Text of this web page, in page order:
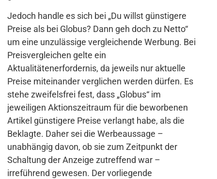
Jedoch handle es sich bei „Du willst günstigere
Preise als bei Globus? Dann geh doch zu Netto“
um eine unzulässige vergleichende Werbung. Bei
Preisvergleichen gelte ein
Aktualitätenerfordernis, da jeweils nur aktuelle
Preise miteinander verglichen werden dürfen. Es
stehe zweifelsfrei fest, dass „Globus“ im
jeweiligen Aktionszeitraum für die beworbenen
Artikel günstigere Preise verlangt habe, als die
Beklagte. Daher sei die Werbeaussage –
unabhängig davon, ob sie zum Zeitpunkt der
Schaltung der Anzeige zutreffend war –
irreführend gewesen. Der vorliegende